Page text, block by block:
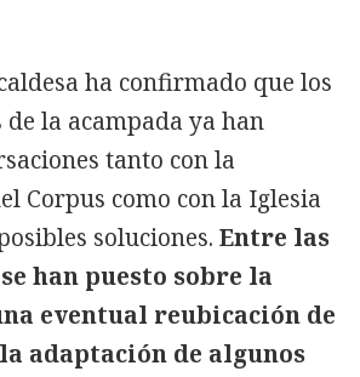
ha confirmado que los
la acampada ya han
tanto con la
Corpus como con la Iglesia
soluciones. Entre las
han puesto sobre la
eventual reubicación de
adaptación de algunos